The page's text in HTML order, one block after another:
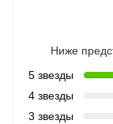
Ниже
5 звезды
4 звезды
3 звезды